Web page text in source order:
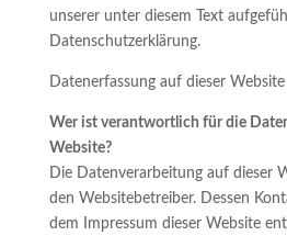
unserer unter diesem Text
Datenschutzerklärung.
Datenerfassung auf dieser Website
Wer ist verantwortlich für die
Website?
Die Datenverarbeitung auf dieser
den Websitebetreiber. Dessen
dem Impressum dieser Website